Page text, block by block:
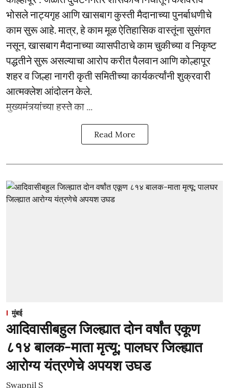
भोसले नाट्यगृह आणि खासबाग कुस्ती मैदानाच्या पुनर्बाधणीचे
काम सुरू आहे. मात्र, हे काम मूळ ऐतिहासिक वास्तूंना सुसंगत
नसून, खासबाग मैदानाच्या व्यासपीठाचे काम चुकीच्या व निकृष्ट
पद्धतीने सुरू असल्याचा आरोप करीत पैलवान आणि कोल्हापूर
शहर व जिल्हा नागरी कृती समितीच्या कार्यकर्त्यांनी शुक्रवारी
आत्मक्लेश आंदोलन केले.
मुख्यमंत्र्यांच्या हस्ते का ...
Read More
मुंबई
आदिवासीबहुल जिल्ह्यात दोन वर्षांत एकूण
८१४ बालक-माता मृत्यू; पालघर जिल्ह्यात
आरोग्य यंत्रणेचे अपयश उघड
Swapnil S